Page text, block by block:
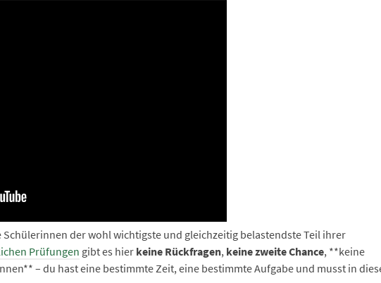
der wohl wichtigste und gleichzeitig belastendste Teil ihrer
Prüfungen gibt es hier keine Rückfragen, keine zweite Chance, **keine
– du hast eine bestimmte Zeit, eine bestimmte Aufgabe und musst in